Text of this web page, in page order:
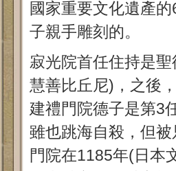
國家重要文化遺產
子親手雕刻的。
寂光院首任住持是
慧善比丘尼)，之後
建禮門院德子是第3
雖也跳海自殺，但
門院在1185年(日本